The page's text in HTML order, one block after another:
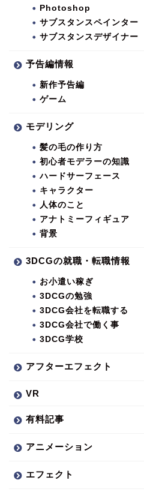
Photoshop
サブスタンスペインター
サブスタンスデザイナー
予告編情報
新作予告編
ゲーム
モデリング
髪の毛の作り方
初心者モデラーの知識
ハードサーフェース
キャラクター
人体のこと
アナトミーフィギュア
背景
3DCGの就職・転職情報
お小遣い稼ぎ
3DCGの勉強
3DCG会社を転職する
3DCG会社で働く事
3DCG学校
アフターエフェクト
VR
有料記事
アニメーション
エフェクト